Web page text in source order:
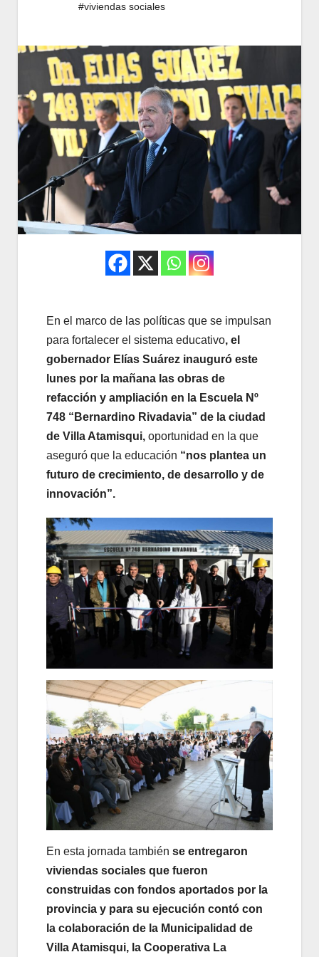
#viviendas sociales
En el marco de las políticas que se impulsan
para fortalecer el sistema educativo, el
gobernador Elías Suárez inauguró este
lunes por la mañana las obras de
refacción y ampliación en la Escuela Nº
748 “Bernardino Rivadavia” de la ciudad
de Villa Atamisqui, oportunidad en la que
aseguró que la educación “nos plantea un
futuro de crecimiento, de desarrollo y de
innovación”.
En esta jornada también se entregaron
viviendas sociales que fueron
construidas con fondos aportados por la
provincia y para su ejecución contó con
la colaboración de la Municipalidad de
Villa Atamisqui, la Cooperativa La